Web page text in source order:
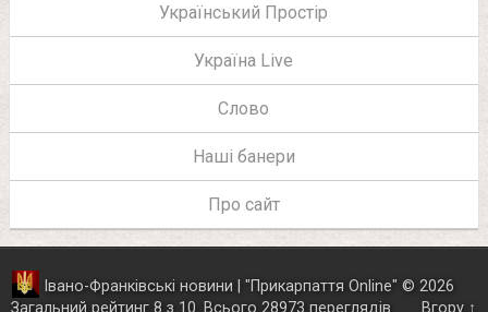
Український Простір
Україна Live
Слово
Наші банери
Про сайт
Івано-Франківські новини | "Прикарпаття Online" © 2026
Загальний рейтинг8 з 10 Всього 28973 переглядів Вгору ↑